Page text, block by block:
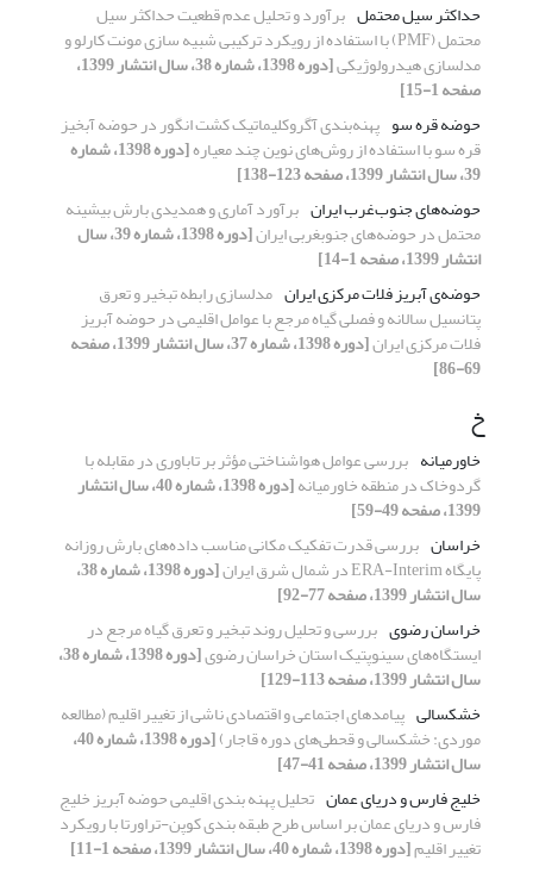
حداکثر سیل محتمل برآورد و تحلیل عدم قطعیت حداکثر سیل
محتمل (PMF) با استفاده از رویکرد ترکیبی شبیه سازی مونت کارلو و
مدلسازی هیدرولوژیکی [دوره 1398، شماره 38، سال انتشار 1399،
صفحه 1-15]
حوضه قره سو پهنه‌بندی آگروکلیماتیک کشت انگور در حوضه آبخیز
قره سو با استفاده از روش‌های نوین چند معیاره [دوره 1398، شماره
39، سال انتشار 1399، صفحه 123-138]
حوضه‌های جنوب‌غرب ایران برآورد آماری و همدیدی بارش بیشینه
محتمل در حوضه‌های جنوبغربی ایران [دوره 1398، شماره 39، سال
انتشار 1399، صفحه 1-14]
حوضه‌ی آبریز فلات مرکزی ایران مدلسازی رابطه تبخیر و تعرق
پتانسیل سالانه و فصلی گیاه مرجع با عوامل اقلیمی در حوضه آبریز
فلات مرکزی ایران [دوره 1398، شماره 37، سال انتشار 1399، صفحه
69-86]
خ
خاورمیانه بررسی عوامل هواشناختی مؤثر بر تاباوری در مقابله با
گردوخاک در منطقه خاورمیانه [دوره 1398، شماره 40، سال انتشار
1399، صفحه 49-59]
خراسان بررسی قدرت تفکیک مکانی مناسب داده‌های بارش روزانه
پایگاه ERA-Interim در شمال شرق ایران [دوره 1398، شماره 38،
سال انتشار 1399، صفحه 77-92]
خراسان رضوی بررسی و تحلیل روند تبخیر و تعرق گیاه مرجع در
ایستگاه‌های سینوپتیک استان خراسان رضوی [دوره 1398، شماره 38،
سال انتشار 1399، صفحه 113-129]
خشکسالی پیامدهای اجتماعی و اقتصادی ناشی از تغییر اقلیم (مطالعه
موردی: خشکسالی و قحطی‌های دوره قاجار) [دوره 1398، شماره 40،
سال انتشار 1399، صفحه 41-47]
خلیج فارس و دریای عمان تحلیل پهنه بندی اقلیمی حوضه آبریز خلیج
فارس و دریای عمان بر اساس طرح طبقه بندی کوپن-تراورتا با رویکرد
تغییر اقلیم[دوره 1398، شماره 40، سال انتشار 1399، صفحه 1-11]